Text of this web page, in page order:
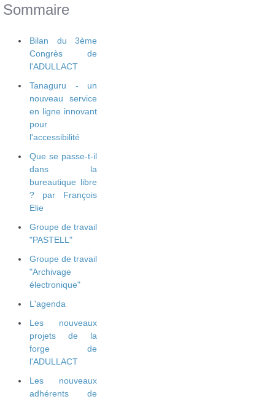
Sommaire
Bilan du 3ème
Congrès de
l'ADULLACT
Tanaguru - un
nouveau service
en ligne innovant
pour
l'accessibilité
Que se passe-t-il
dans la
bureautique libre
? par François
Elie
Groupe de travail
"PASTELL"
Groupe de travail
"Archivage
électronique"
L'agenda
Les nouveaux
projets de la
forge de
l'ADULLACT
Les nouveaux
adhérents de